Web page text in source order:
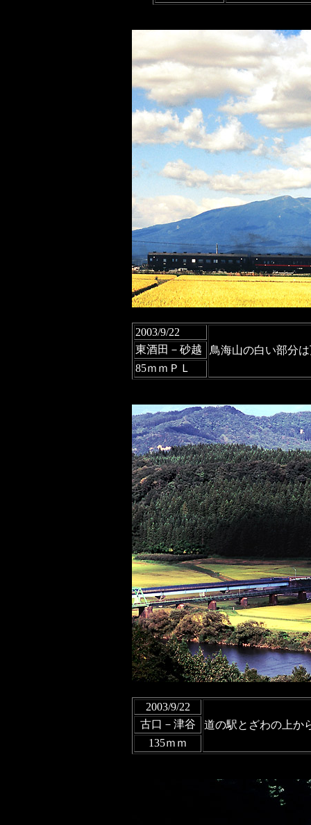
2003/9/22
鳥海山の白い部分
東酒田－砂越
85ｍｍＰＬ
2003/9/22
道の駅とざわの上か
古口－津谷
135ｍｍ